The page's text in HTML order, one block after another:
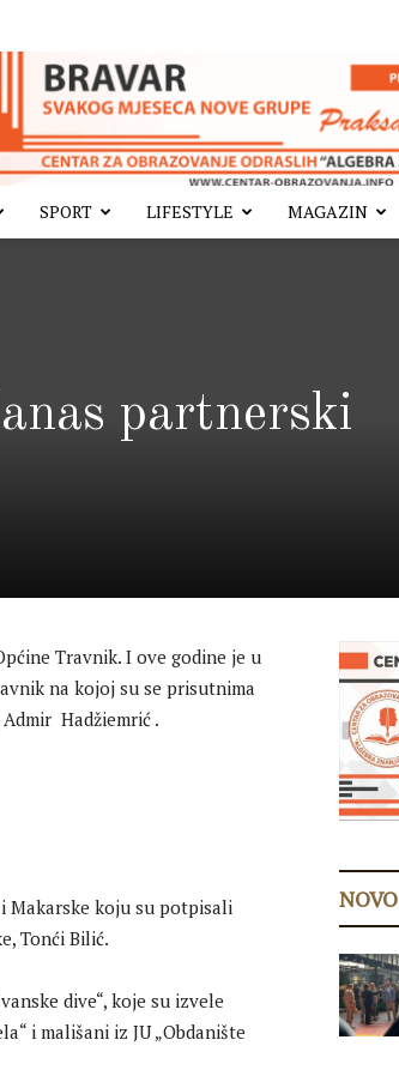
SPORT LIFESTYLE MAGAZIN
partnerski
Travnik. I ove godine je u
na kojoj su se prisutnima
Hadžiemrić .
Makarske koju su potpisali
Tonći Bilić.
dive“, koje su izvele
i mališani iz JU „Obdanište
NOVO